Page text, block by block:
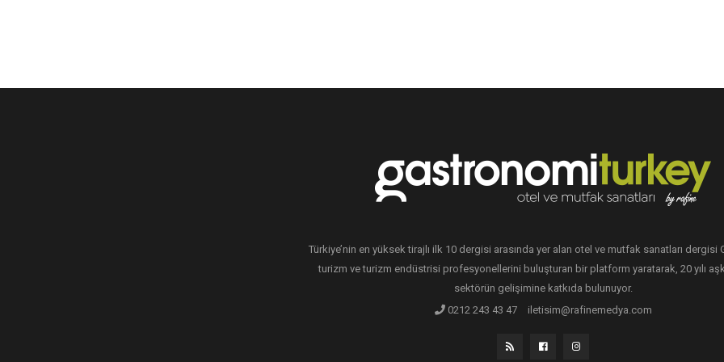
Türkiye’nin en yüksek tirajlı ilk 10 dergisi arasında yer alan otel ve mutfak sanatları dergisi
turizm ve turizm endüstrisi profesyonellerini buluşturan bir platform yaratarak, 20 yılı
sektörün gelişimine katkıda bulunuyor.
0212 243 43 47
iletisim@rafinemedya.com